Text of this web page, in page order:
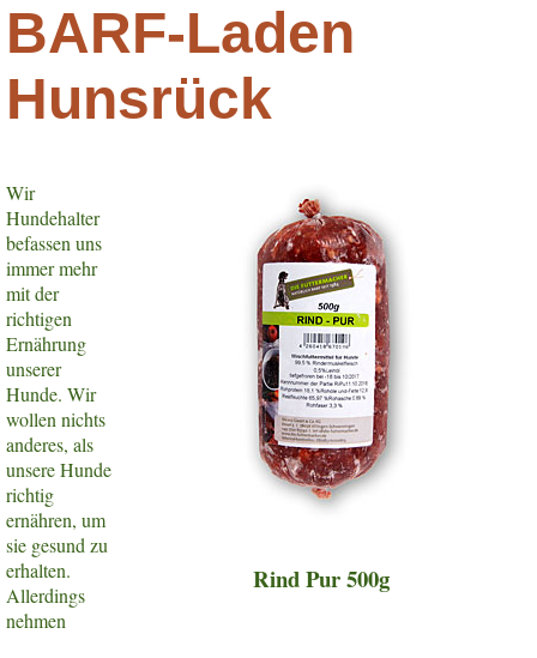
BARF-Laden
Hunsrück
Rind Pur 500g
Wir
Hundehalter
befassen uns
immer mehr
mit der
richtigen
Ernährung
unserer
Hunde. Wir
wollen nichts
anderes, als
unsere Hunde
richtig
ernähren, um
sie gesund zu
erhalten.
Allerdings
nehmen